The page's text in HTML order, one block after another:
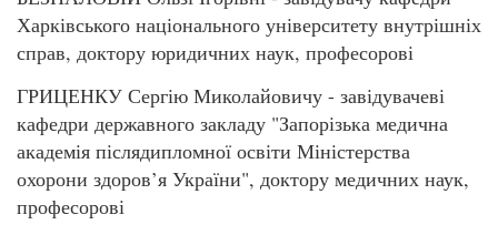
Харківського національного університету внутрішніх
справ, доктору юридичних наук, професорові
ГРИЦЕНКУ Сергію Миколайовичу - завідувачеві
кафедри державного закладу "Запорізька медична
академія післядипломної освіти Міністерства
охорони здоров’я України", доктору медичних наук,
професорові